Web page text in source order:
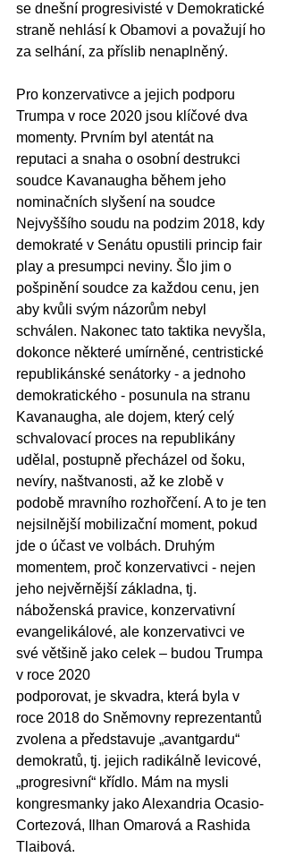
se dnešní progresivisté v Demokratické
straně nehlásí k Obamovi a považují ho
za selhání, za příslib nenaplněný.
Pro konzervativce a jejich podporu
Trumpa v roce 2020 jsou klíčové dva
momenty. Prvním byl atentát na
reputaci a snaha o osobní destrukci
soudce Kavanaugha během jeho
nominačních slyšení na soudce
Nejvyššího soudu na podzim 2018, kdy
demokraté v Senátu opustili princip fair
play a presumpci neviny. Šlo jim o
pošpinění soudce za každou cenu, jen
aby kvůli svým názorům nebyl
schválen. Nakonec tato taktika nevyšla,
dokonce některé umírněné, centristické
republikánské senátorky - a jednoho
demokratického - posunula na stranu
Kavanaugha, ale dojem, který celý
schvalovací proces na republikány
udělal, postupně přecházel od šoku,
nevíry, naštvanosti, až ke zlobě v
podobě mravního rozhořčení. A to je ten
nejsilnější mobilizační moment, pokud
jde o účast ve volbách. Druhým
momentem, proč konzervativci - nejen
jeho nejvěrnější základna, tj.
náboženská pravice, konzervativní
evangelikálové, ale konzervativci ve
své většině jako celek – budou Trumpa
v roce 2020
podporovat, je skvadra, která byla v
roce 2018 do Sněmovny reprezentantů
zvolena a představuje „avantgardu“
demokratů, tj. jejich radikálně levicové,
„progresivní“ křídlo. Mám na mysli
kongresmanky jako Alexandria Ocasio-
Cortezová, Ilhan Omarová a Rashida
Tlaibová.